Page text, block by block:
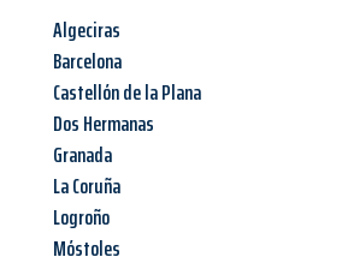
Algeciras
Barcelona
Castellón de la Plana
Dos Hermanas
Granada
La Coruña
Logroño
Móstoles